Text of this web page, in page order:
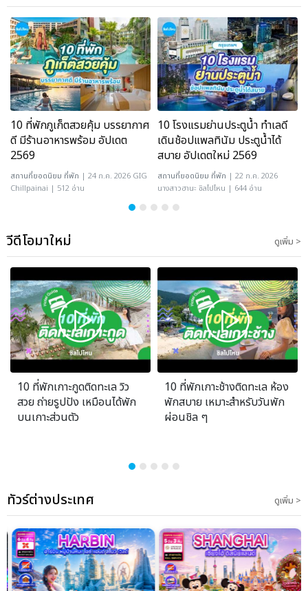
10 ที่พักภูเก็ตสวยคุ้ม บรรยากาศ
ดี มีร้านอาหารพร้อม อัปเดต
2569
สถานที่ยอดนิยม ที่พัก | 24 ก.ค. 2026 GIG
Chillpainai | 512 อ่าน
10 โรงแรมย่านประตูน้ำ ทำเลดี
เดินช้อปแพลทินัม ประตูน้ำได้
สบาย อัปเดตใหม่ 2569
สถานที่ยอดนิยม ที่พัก | 22 ก.ค. 2026
นางสาวฮานะ ชิลไปไหน | 644 อ่าน
วีดีโอมาใหม่ ดูเพิ่ม >
10 ที่พักเกาะกูดติดทะเล วิว
สวย ถ่ายรูปปัง เหมือนได้พัก
บนเกาะส่วนตัว
10 ที่พักเกาะช้างติดทะเล ห้อง
พักสบาย เหมาะสำหรับวันพัก
ผ่อนชิล ๆ
ทัวร์ต่างประเทศ ดูเพิ่ม >